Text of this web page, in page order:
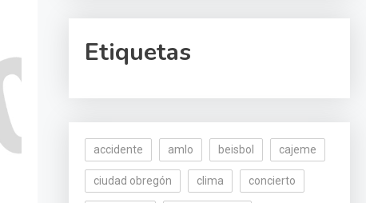
Etiquetas
accidente amlo beisbol cajeme
ciudad obregón clima concierto